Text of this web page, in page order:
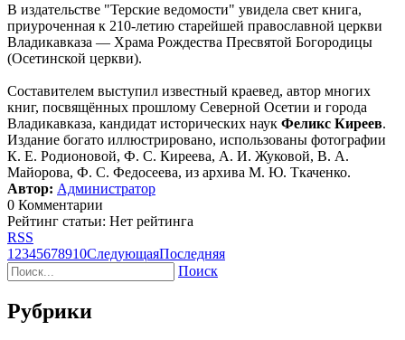
В издательстве "Терские ведомости" увидела свет книга,
приуроченная к 210-летию старейшей православной церкви
Владикавказа — Храма Рождества Пресвятой Богородицы
(Осетинской церкви).
Составителем выступил известный краевед, автор многих
книг, посвящённых прошлому Северной Осетии и города
Владикавказа, кандидат исторических наук Феликс Киреев.
Издание богато иллюстрировано, использованы фотографии
К. Е. Родионовой, Ф. С. Киреева, А. И. Жуковой, В. А.
Майорова, Ф. С. Федосеева, из архива М. Ю. Ткаченко.
Автор: Администратор
0 Комментарии
Рейтинг статьи: Нет рейтинга
RSS
1 2345678910СледующаяПоследняя
Поиск
Рубрики